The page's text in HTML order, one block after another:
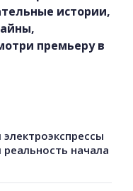
истории,
премьеру в
начала